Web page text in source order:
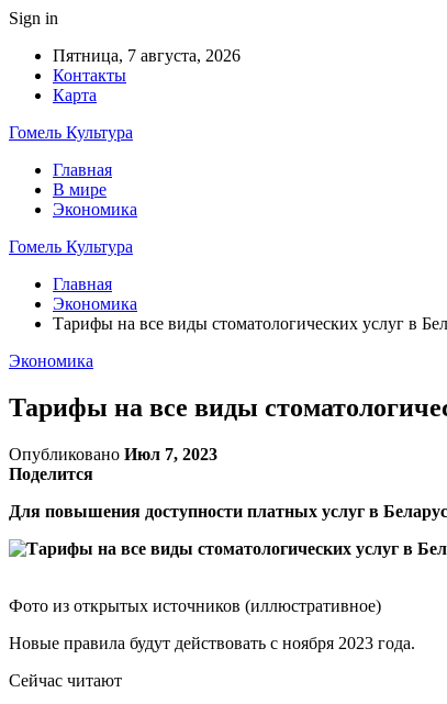
Sign in
Пятница, 7 августа, 2026
Контакты
Карта
Гомель Культура
Главная
В мире
Экономика
Гомель Культура
Главная
Экономика
Тарифы на все виды стоматологических услуг в
Экономика
Тарифы на все виды
Опубликовано Июл 7, 2023
Поделится
Для повышения доступности платных услуг в
Фото из открытых источников (иллюстративное)
Новые правила будут действовать с ноября 2023 года.
Сейчас читают